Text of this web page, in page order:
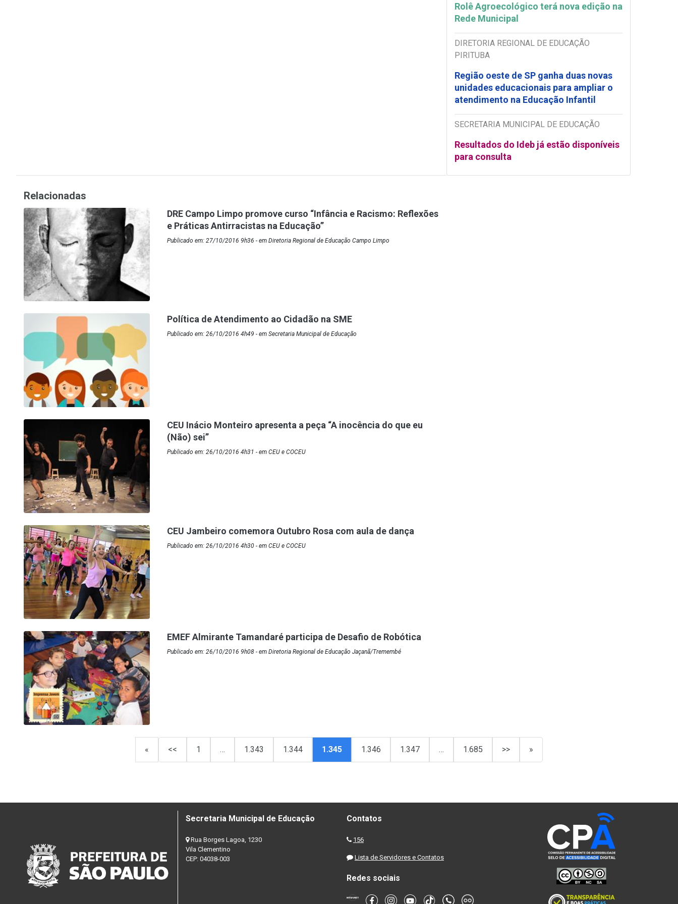
Rolê Agroecológico terá nova edição na
Rede Municipal
DIRETORIA REGIONAL DE EDUCAÇÃO
PIRITUBA
Região oeste de SP ganha duas novas
unidades educacionais para ampliar o
atendimento na Educação Infantil
SECRETARIA MUNICIPAL DE EDUCAÇÃO
Resultados do Ideb já estão disponíveis
para consulta
Relacionadas
DRE Campo Limpo promove curso “Infância e Racismo: Reflexões
e Práticas Antirracistas na Educação”
Publicado em: 27/10/2016 9h36 - em Diretoria Regional de Educação Campo Limpo
Política de Atendimento ao Cidadão na SME
Publicado em: 26/10/2016 4h49 - em Secretaria Municipal de Educação
CEU Inácio Monteiro apresenta a peça “A inocência do que eu
(Não) sei”
Publicado em: 26/10/2016 4h31 - em CEU e COCEU
CEU Jambeiro comemora Outubro Rosa com aula de dança
Publicado em: 26/10/2016 4h30 - em CEU e COCEU
EMEF Almirante Tamandaré participa de Desafio de Robótica
Publicado em: 26/10/2016 9h08 - em Diretoria Regional de Educação Jaçanã/Tremembé
« << 1 … 1.343 1.344 1.345 1.346 1.347 … 1.685 >> »
Secretaria Municipal de Educação
Rua Borges Lagoa, 1230
Vila Clementino
CEP: 04038-003
Contatos
156
Lista de Servidores e Contatos
Redes sociais